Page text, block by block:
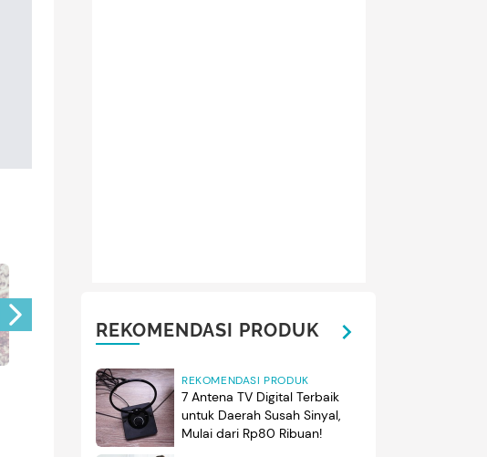
REKOMENDASI PRODUK
REKOMENDASI PRODUK
7 Antena TV Digital Terbaik
untuk Daerah Susah Sinyal,
Mulai dari Rp80 Ribuan!